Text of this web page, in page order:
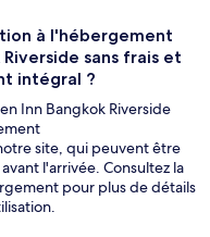
à l'hébergement
sans frais et
intégral ?
Inn Bangkok Riverside
site, qui peuvent être
l'arrivée. Consultez la
pour plus de détails